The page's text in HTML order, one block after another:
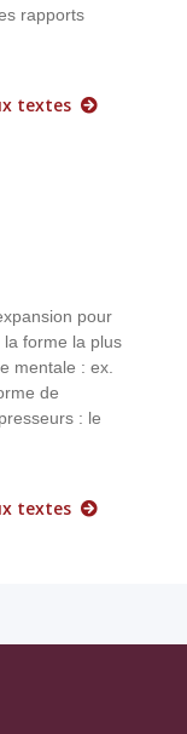
rapports
textes
pour
forme la plus
mentale : ex.
de
: le
textes